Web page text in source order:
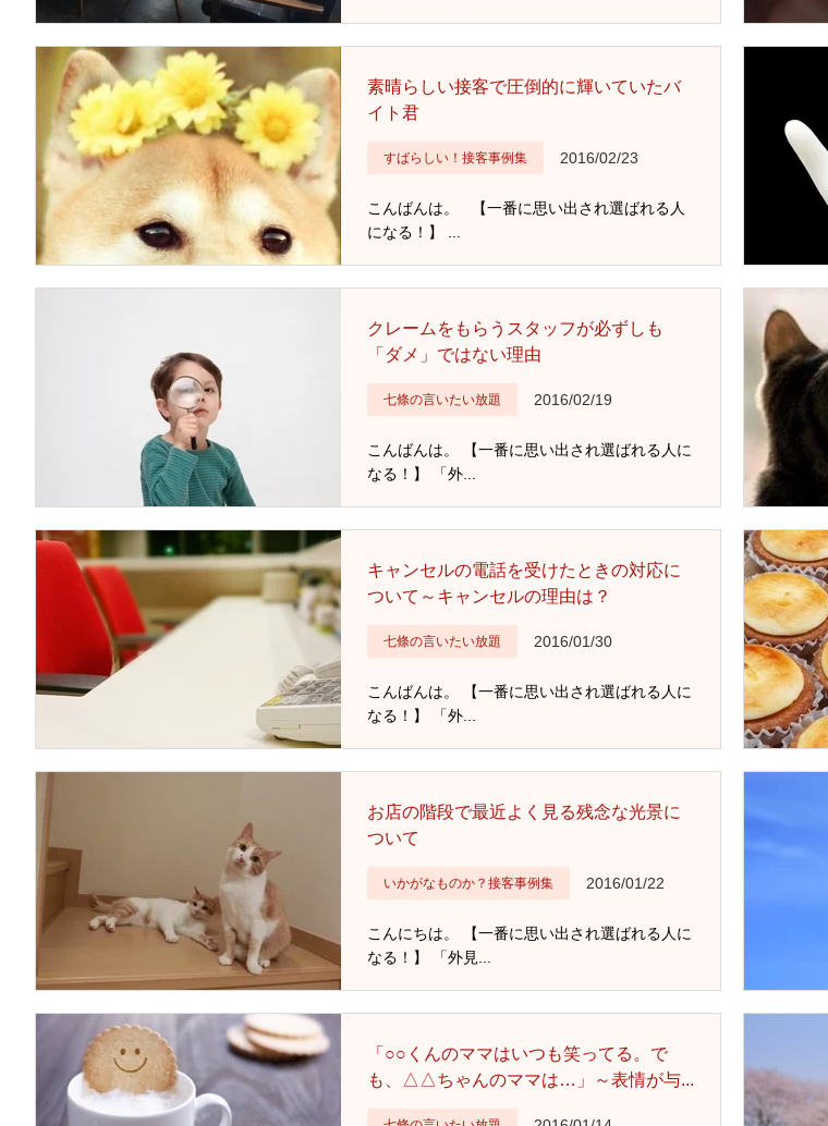
素晴らしい接客で圧倒的に輝いていたバ
イト君
すばらしい！接客事例集 2016/02/23
こんばんは。 【一番に思い出され選ばれる人
になる！】 ...
クレームをもらうスタッフが必ずしも
「ダメ」ではない理由
七條の言いたい放題 2016/02/19
こんばんは。 【一番に思い出され選ばれる人に
なる！】 「外...
キャンセルの電話を受けたときの対応に
ついて～キャンセルの理由は？
七條の言いたい放題 2016/01/30
こんばんは。 【一番に思い出され選ばれる人に
なる！】 「外...
お店の階段で最近よく見る残念な光景に
ついて
いかがなものか？接客事例集 2016/01/22
こんにちは。 【一番に思い出され選ばれる人に
なる！】 「外見...
「○○くんのママはいつも笑ってる。で
も、△△ちゃんのママは…」～表情が与...